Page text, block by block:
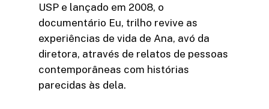
USP e lançado em 2008, o
documentário Eu, trilho revive as
experiências de vida de Ana, avó da
diretora, através de relatos de pessoas
contemporâneas com histórias
parecidas às dela.